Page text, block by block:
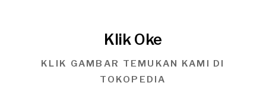
Klik Oke
KLIK GAMBAR TEMUKAN KAMI DI
TOKOPEDIA